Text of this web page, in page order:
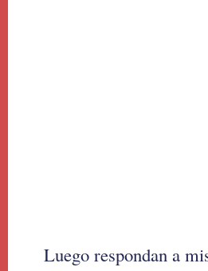
Luego respondan a